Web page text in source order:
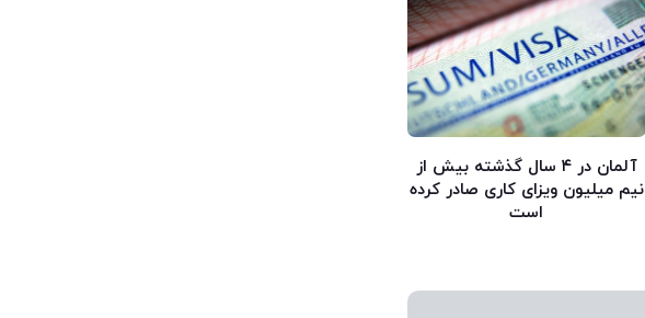
آلمان در ۴ سال گذشته بیش از
نیم میلیون ویزای کاری صادر کرده
است